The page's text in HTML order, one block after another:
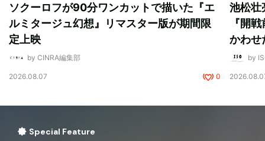
ソクーロフが90分ワンカットで描いた『エ
ルミタージュ幻想』リマスター版が期間限
定上映
by CINRA編集部
2026.08.07 0
池松壮
『開
かわせ
by
Special Feature